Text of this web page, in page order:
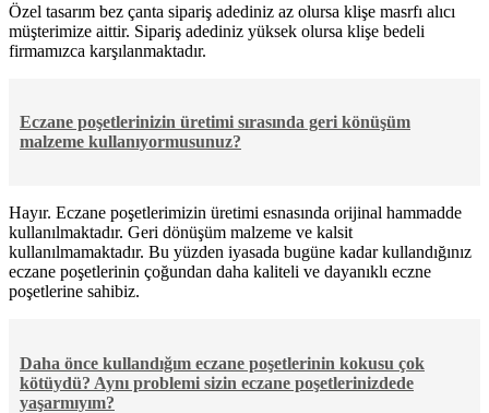
Özel tasarım bez çanta sipariş adediniz az olursa klişe masrfı alıcı
müşterimize aittir. Sipariş adediniz yüksek olursa klişe bedeli
firmamızca karşılanmaktadır.
Eczane poşetlerinizin üretimi sırasında geri könüşüm
malzeme kullanıyormusunuz?
Hayır. Eczane poşetlerimizin üretimi esnasında orijinal hammadde
kullanılmaktadır. Geri dönüşüm malzeme ve kalsit
kullanılmamaktadır. Bu yüzden iyasada bugüne kadar kullandığınız
eczane poşetlerinin çoğundan daha kaliteli ve dayanıklı eczne
poşetlerine sahibiz.
Daha önce kullandığım eczane poşetlerinin kokusu çok
kötüydü? Aynı problemi sizin eczane poşetlerinizdede
yaşarmıyım?